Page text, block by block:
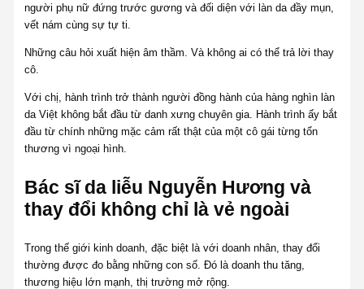
người phụ nữ đứng trước gương và đối diện với làn da đầy mụn,
vết nám cùng sự tự ti.
Những câu hỏi xuất hiện âm thầm. Và không ai có thể trả lời thay
cô.
Với chị, hành trình trở thành người đồng hành của hàng nghìn làn
da Việt không bắt đầu từ danh xưng chuyên gia. Hành trình ấy bắt
đầu từ chính những mặc cảm rất thật của một cô gái từng tổn
thương vì ngoại hình.
Bác sĩ da liễu Nguyễn Hương và
thay đổi không chỉ là vẻ ngoài
Trong thế giới kinh doanh, đặc biệt là với doanh nhân, thay đổi
thường được đo bằng những con số. Đó là doanh thu tăng,
thương hiệu lớn mạnh, thị trường mở rộng.